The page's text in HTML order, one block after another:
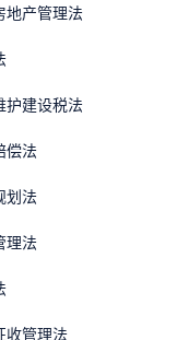
地产管理法
护建设税法
偿法
划法
理法
收管理法